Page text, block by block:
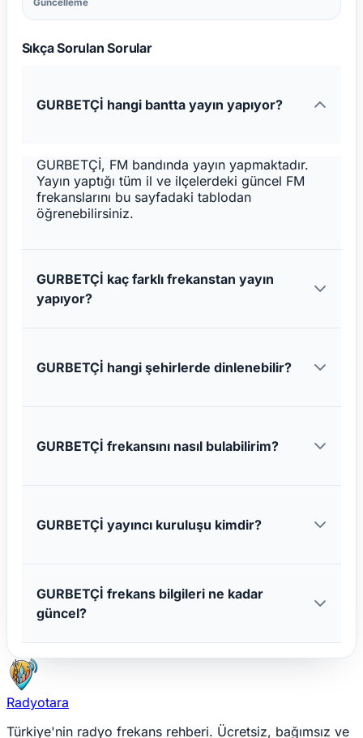
Sıkça Sorulan Sorular
GURBETÇİ hangi bantta yayın yapıyor?
GURBETÇİ, FM bandında yayın yapmaktadır.
Yayın yaptığı tüm il ve ilçelerdeki güncel FM
frekanslarını bu sayfadaki tablodan
öğrenebilirsiniz.
GURBETÇİ kaç farklı frekanstan yayın
yapıyor?
GURBETÇİ hangi şehirlerde dinlenebilir?
GURBETÇİ frekansını nasıl bulabilirim?
GURBETÇİ yayıncı kuruluşu kimdir?
GURBETÇİ frekans bilgileri ne kadar
güncel?
Radyotara
Türkiye'nin radyo frekans rehberi. Ücretsiz, bağımsız ve